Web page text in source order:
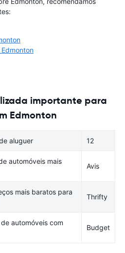
importante para
Edmonton
aluguer 12
automóveis mais
Avis
mais baratos para
Thrifty
automóveis com
Budget